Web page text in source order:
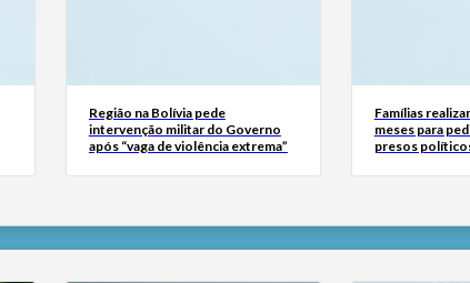
Região na Bolívia pede
intervenção militar do Governo
após “vaga de violência extrema”
Famílias
meses para
presos